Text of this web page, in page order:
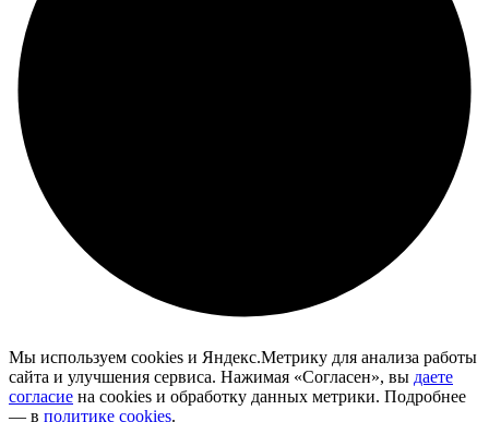
Мы используем cookies и Яндекс.Метрику для анализа работы
сайта и улучшения сервиса. Нажимая «Согласен», вы даете
согласие на cookies и обработку данных метрики. Подробнее
— в политике cookies.